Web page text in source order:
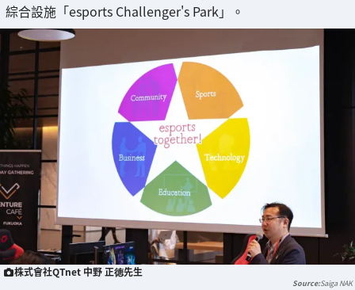
綜合設施「esports Challenger's Park」。
株式會社QTnet 中野 正徳先生
Saiga NAK